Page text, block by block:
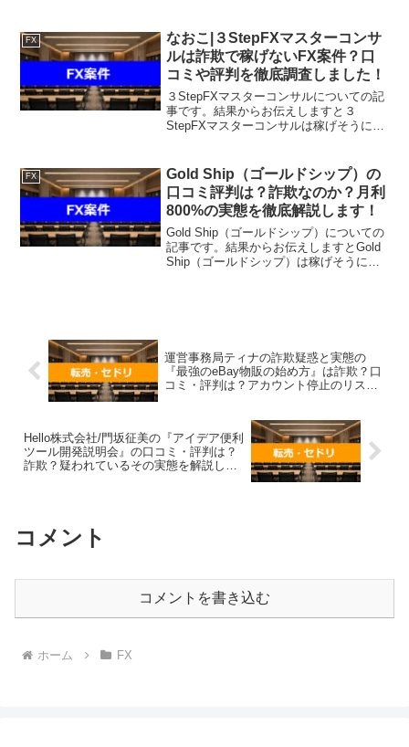
FX...
FX
なおこ|３StepFXマスターコンサ
ルは詐欺で稼げないFX案件？口
コミや評判を徹底調査しました！
３StepFXマスターコンサルについての記
事です。結果からお伝えしますと３
StepFXマスターコンサルは稼げそうにな
件に関して今すぐ知りたいという方は、
『直接LINEで...
FX
Gold Ship（ゴールドシップ）の
口コミ評判は？詐欺なのか？月利
800%の実態を徹底解説します！
Gold Ship（ゴールドシップ）についての
記事です。結果からお伝えしますとGold
Ship（ゴールドシップ）は稼げそうにな
運営事務局ティナの詐欺疑惑と実態の
『最強のeBay物販の始め方』は詐欺？口
コミ・評判は？アカウント停止のリスク
Hello株式会社/門坂征美の『アイデア便利
ツール開発説明会』の口コミ・評判は？
詐欺？疑われているその実態を解説しま
コメント
コメントを書き込む
ホーム FX